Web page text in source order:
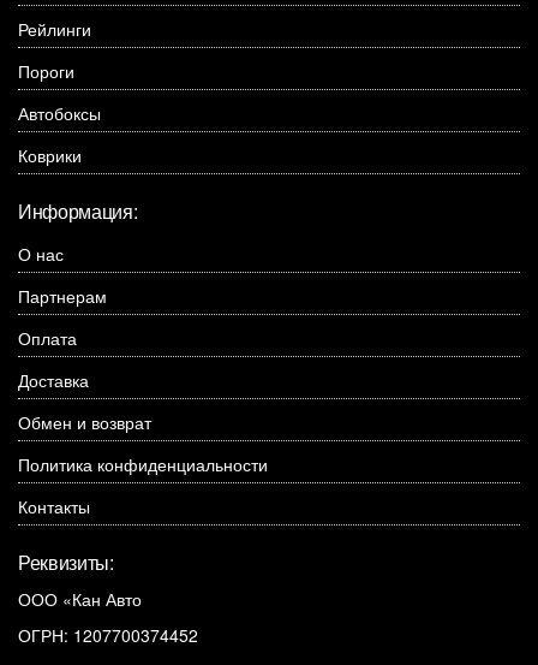
Рейлинги
Пороги
Автобоксы
Коврики
Информация:
О нас
Партнерам
Оплата
Доставка
Обмен и возврат
Политика конфиденциальности
Контакты
Реквизиты:
ООО «Кан Авто
ОГРН: 1207700374452